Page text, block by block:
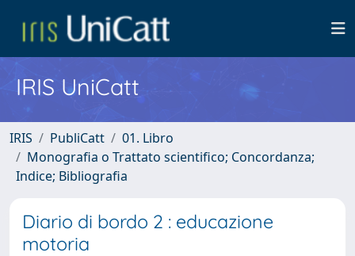
IRIS UniCatt
IRIS PubliCatt
01. Libro
Monografia o Trattato scientifico; Concordanza;
Indice; Bibliografia
Diario di bordo 2 : educazione
motoria